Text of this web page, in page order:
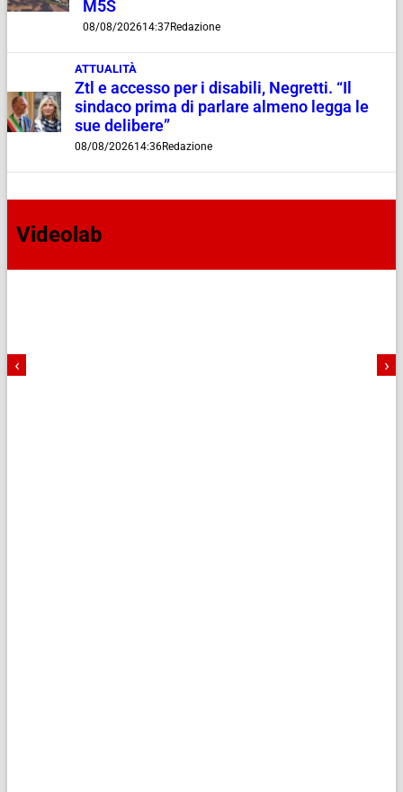
M5S
08/08/202614:37Redazione
ATTUALITÀ
Ztl e accesso per i disabili, Negretti. “Il
sindaco prima di parlare almeno legga le
sue delibere”
08/08/202614:36Redazione
Videolab
‹ ›